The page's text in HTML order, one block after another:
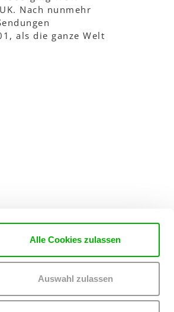
Alle Cookies zulassen
Auswahl zulassen
Nach nunmehr
als die ganze Welt